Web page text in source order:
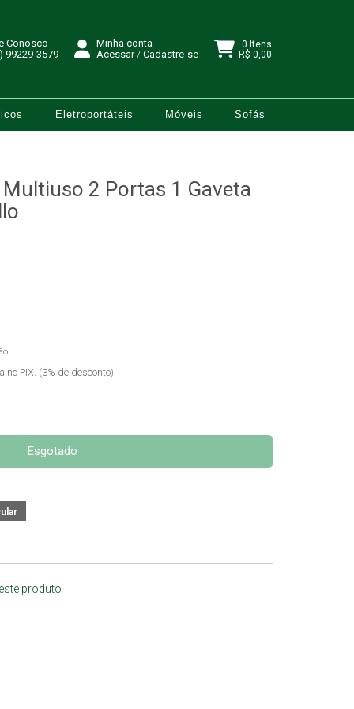
Conosco
99229-3579
Minha conta
Acessar/ Cadastre-se
0 Itens
R$ 0,00
Eletroportáteis Móveis Sofás
2 Portas 1 Gaveta
no PIX. (3% de desconto)
Esgotado
produto